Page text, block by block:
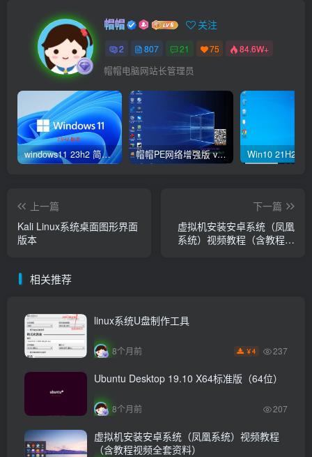
帽帽 关注
2 807 21 75 84.6W+
帽帽电脑网站长管理员
windows11 23h2 简体中文版64位 正式版 帽帽PE网络增强版 v2.4版本
上一篇
Kali Linux系统桌面图形界面
版本
下一篇
虚拟机安装安卓系统（凤凰
系统）视频教程（含教程视
相关推荐
linux系统U盘制作工具
8个月前 ￥4 237
Ubuntu Desktop 19.10 X64标准版（64位）
8个月前 207
虚拟机安装安卓系统（凤凰系统）视频教程
（含教程视频全套资料）